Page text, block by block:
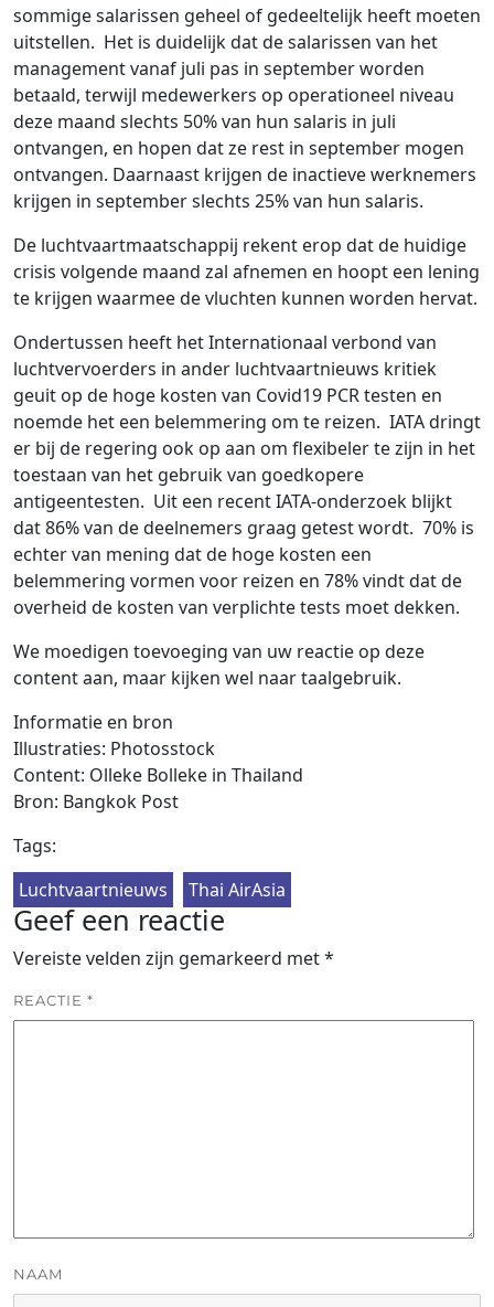
sommige salarissen geheel of gedeeltelijk heeft moeten
uitstellen. Het is duidelijk dat de salarissen van het
management vanaf juli pas in september worden
betaald, terwijl medewerkers op operationeel niveau
deze maand slechts 50% van hun salaris in juli
ontvangen, en hopen dat ze rest in september mogen
ontvangen. Daarnaast krijgen de inactieve werknemers
krijgen in september slechts 25% van hun salaris.
De luchtvaartmaatschappij rekent erop dat de huidige
crisis volgende maand zal afnemen en hoopt een lening
te krijgen waarmee de vluchten kunnen worden hervat.
Ondertussen heeft het Internationaal verbond van
luchtvervoerders in ander luchtvaartnieuws kritiek
geuit op de hoge kosten van Covid19 PCR testen en
noemde het een belemmering om te reizen. IATA dringt
er bij de regering ook op aan om flexibeler te zijn in het
toestaan ​​van het gebruik van goedkopere
antigeentesten. Uit een recent IATA-onderzoek blijkt
dat 86% van de deelnemers graag getest wordt. 70% is
echter van mening dat de hoge kosten een
belemmering vormen voor reizen en 78% vindt dat de
overheid de kosten van verplichte tests moet dekken.
We moedigen toevoeging van uw reactie op deze
content aan, maar kijken wel naar taalgebruik.
Informatie en bron
Illustraties: Photosstock
Content: Olleke Bolleke in Thailand
Bron: Bangkok Post
Tags:
Luchtvaartnieuws
Thai AirAsia
Geef een reactie
Vereiste velden zijn gemarkeerd met*
REACTIE *
NAAM